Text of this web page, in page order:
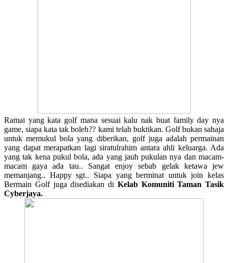
Ramai yang kata golf mana sesuai kalu nak buat family day nya
game, siapa kata tak boleh?? kami telah buktikan. Golf bukan sahaja
untuk memukul bola yang diberikan, golf juga adalah permainan
yang dapat merapatkan lagi siratulrahim antara ahli keluarga. Ada
yang tak kena pukul bola, ada yang jauh pukulan nya dan macam-
macam gaya ada tau.. Sangat enjoy sebab gelak ketawa jew
memanjang.. Happy sgt.. Siapa yang berminat untuk join kelas
Bermain Golf juga disediakan di Kelab Komuniti Taman Tasik
Cyberjaya.